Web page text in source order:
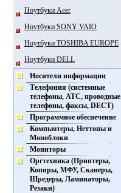
Ноутбуки Acer
Ноутбуки SONY VAIO
Ноутбуки TOSHIBA EUROPE
Ноутбуки DELL
Носители информации
Телефония (системные
телефоны, АТС, проводные
телефоны, факсы, DECT)
Программное обеспечение
Компьютеры, Неттопы и
Моноблоки
Мониторы
Оргтехника (Принтеры,
Копиры, МФУ, Сканеры,
Шредеры, Ламинаторы,
Резаки)